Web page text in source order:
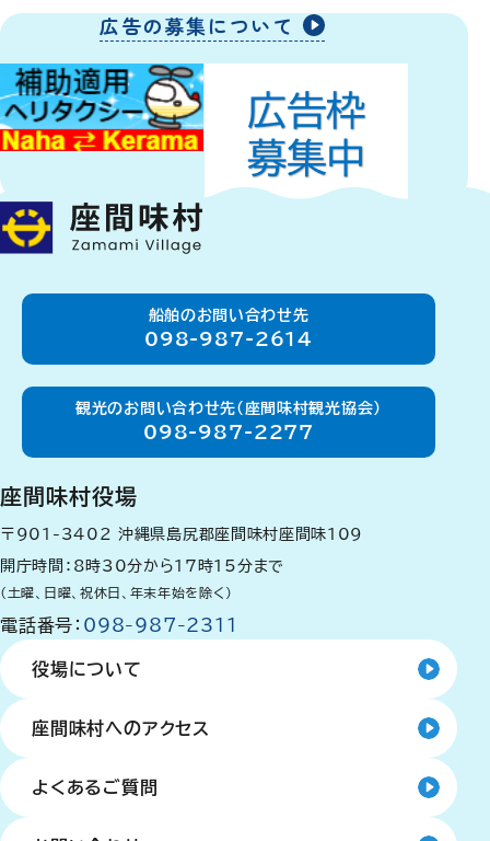
広告の募集について
船舶のお問い合わせ先
098-987-2614
観光のお問い合わせ先（座間味村観光協会）
098-987-2277
座間味村役場
〒901-3402 沖縄県島尻郡座間味村座間味109
開庁時間：8時30分から17時15分まで
（土曜、日曜、祝休日、年末年始を除く）
電話番号： 098-987-2311
役場について
座間味村へのアクセス
よくあるご質問